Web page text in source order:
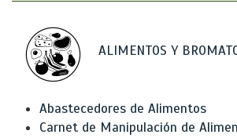
ALIMENTOS Y
Abastecedores de Alimentos
Carnet de Manipulación de